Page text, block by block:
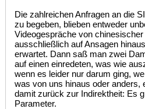
Die zahlreichen Anfragen an die
zu begeben, blieben entweder
Videogespräche von
ausschließlich auf Ansagen
erwartet. Dann saß man zwei
auf einen einredeten, was wie
wenn es leider nur darum ging,
was von uns hinaus oder anders,
damit zurück zur Indirektheit: Es
Parameter.